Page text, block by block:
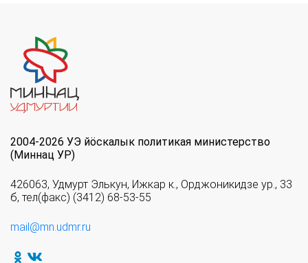
2004-2026 УЭ йöскалык политикая министерство
(Миннац УР)
426063, Удмурт Элькун, Ижкар к., Орджоникидзе ур., 33
б, тел(факс) (3412) 68-53-55
mail@mn.udmr.ru